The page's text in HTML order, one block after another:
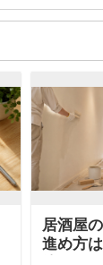
居酒屋
進め方